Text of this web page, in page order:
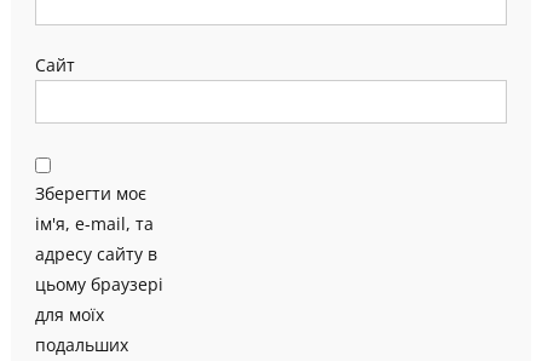
Сайт
Зберегти моє
ім'я, e-mail, та
адресу сайту в
цьому браузері
для моїх
подальших